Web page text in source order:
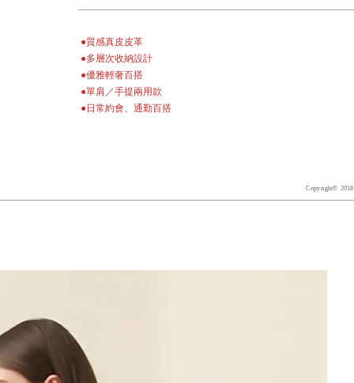
●質感真皮皮革
●多層次收納設計
●優雅輕奢百搭
●單肩／手提兩用款
●日常約會、通勤百搭
Copyright©